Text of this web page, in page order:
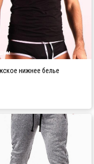
нижнее белье